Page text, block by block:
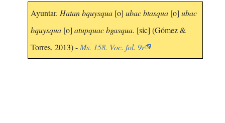
Ayuntar. Hatan bquysqua [o] ubac btasqua [o] ubac
bquysqua [o] atupquac bgasqua. [sic] (Gómez &
Torres, 2013) - Ms. 158. Voc. fol. 9r